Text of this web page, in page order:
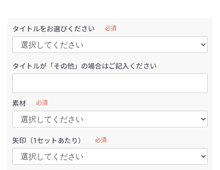
タイトルをお選びください 必須
タイトルが「その他」の場合はご記入ください
素材 必須
矢印（1セットあたり） 必須